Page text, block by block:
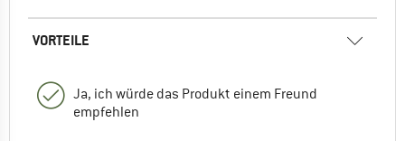
VORTEILE
Ja, ich würde das Produkt einem Freund
empfehlen